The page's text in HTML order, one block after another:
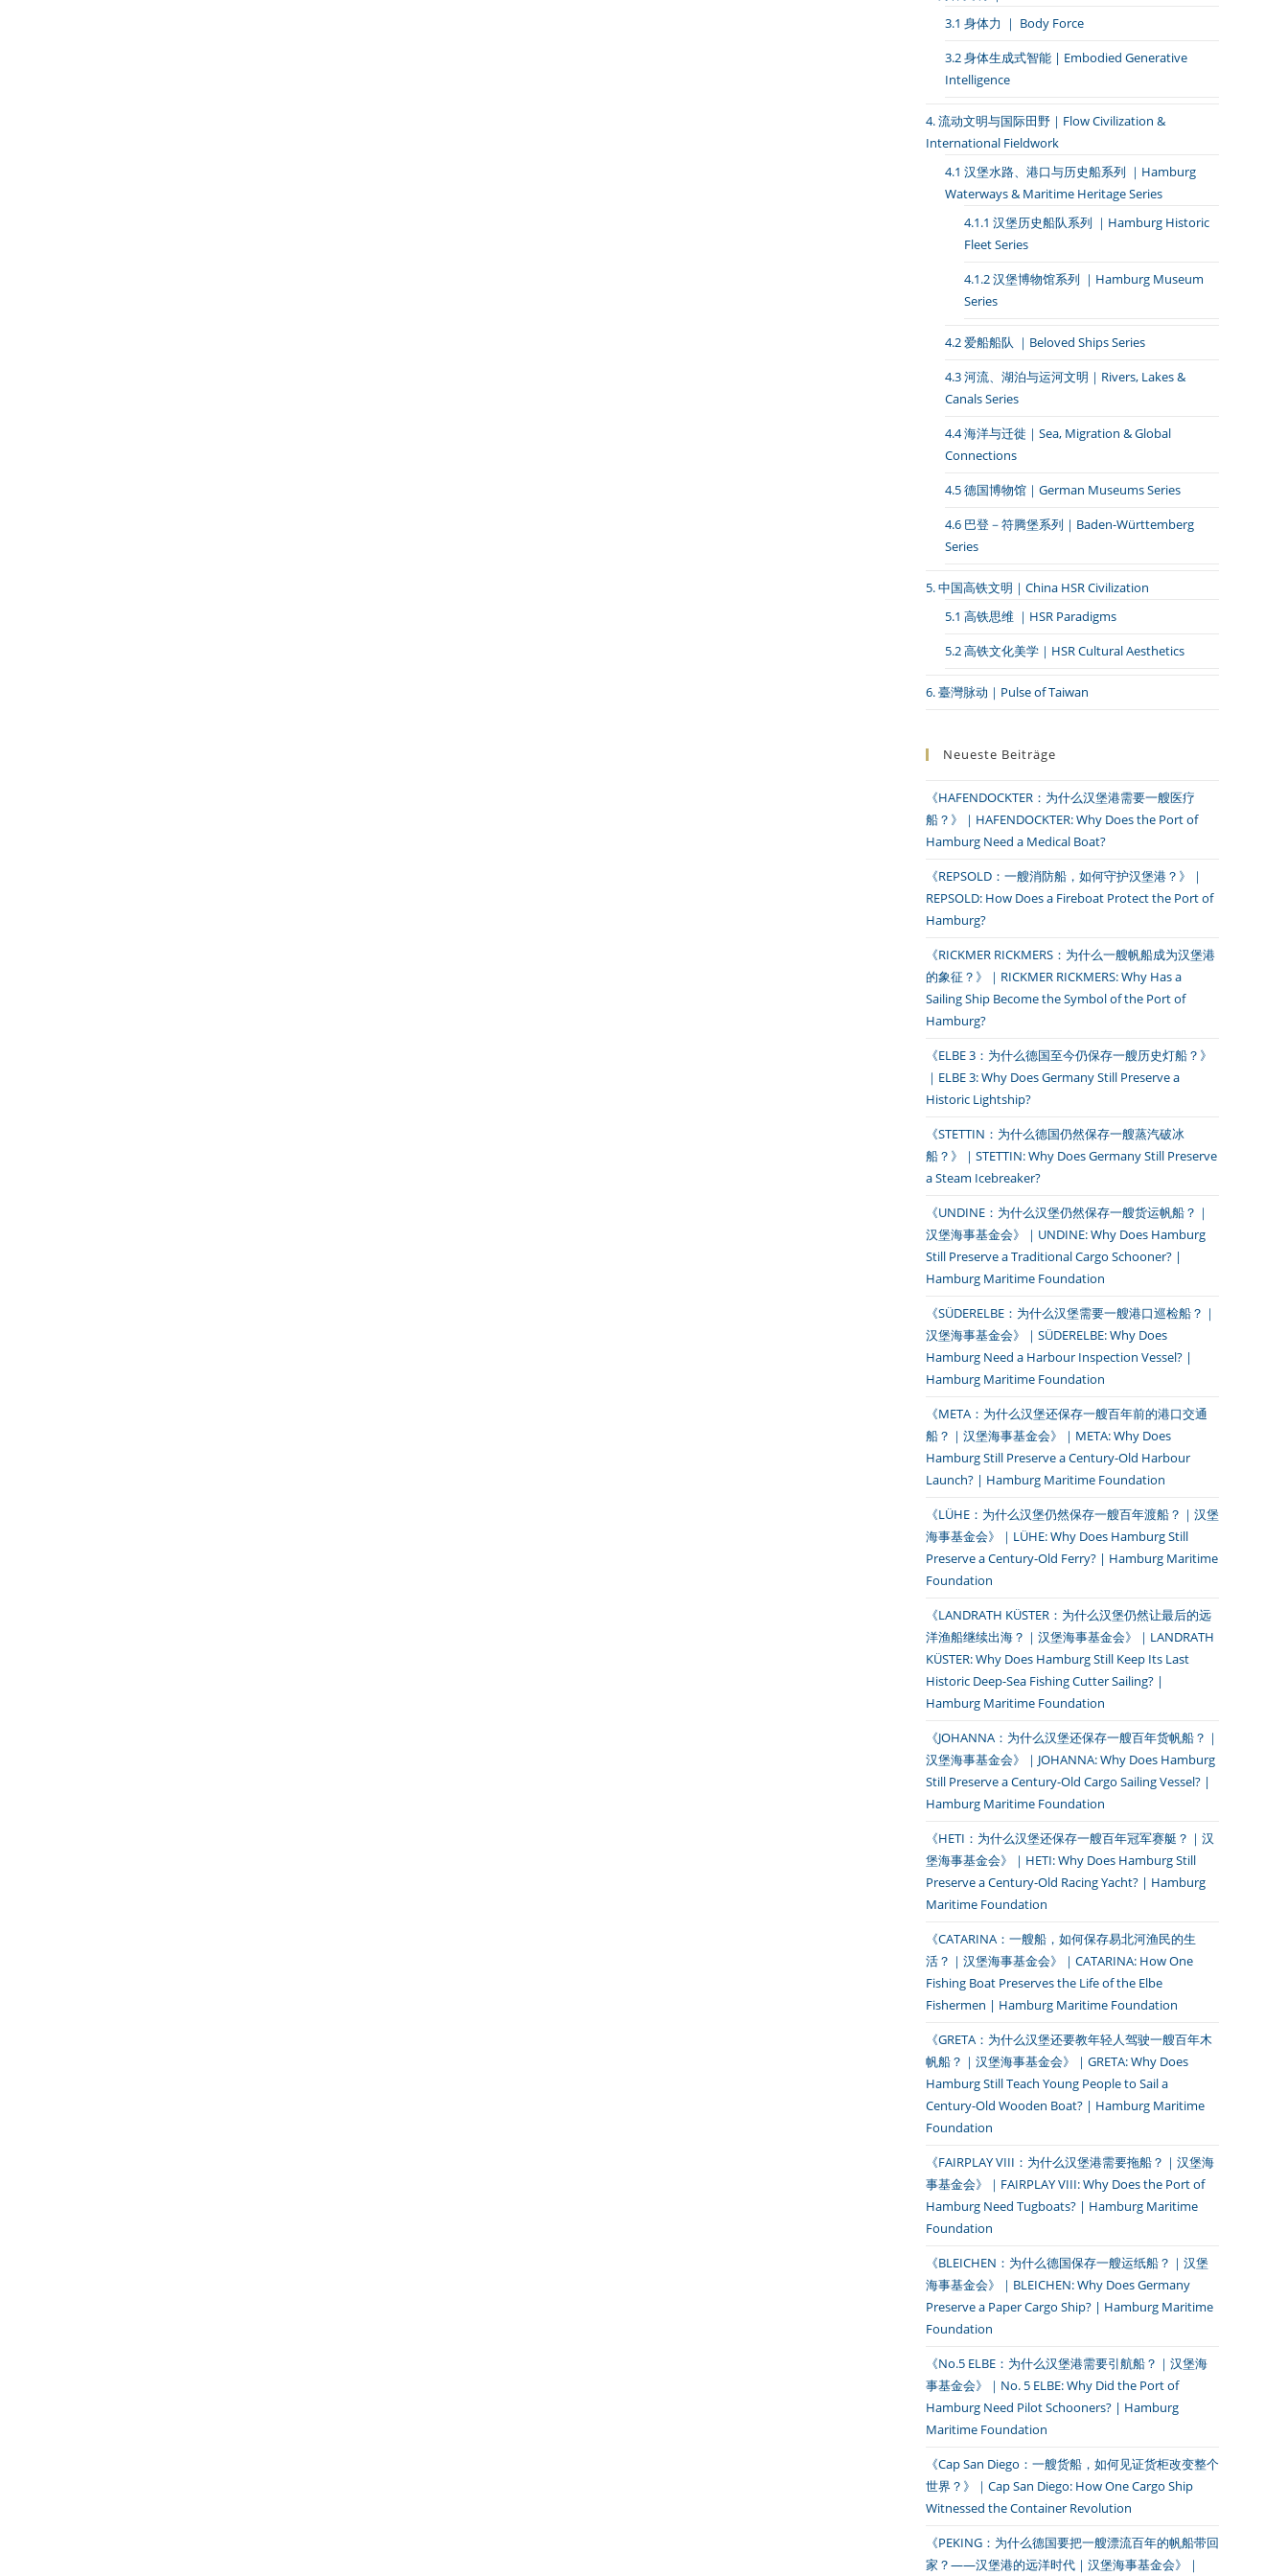
3.1 身体力 ｜ Body Force
3.2 身体生成式智能 | Embodied Generative
Intelligence
4. 流动文明与国际田野｜Flow Civilization &
International Fieldwork
4.1 汉堡水路、港口与历史船系列 ｜Hamburg
Waterways & Maritime Heritage Series
4.1.1 汉堡历史船队系列 ｜Hamburg Historic
Fleet Series
4.1.2 汉堡博物馆系列 ｜Hamburg Museum
Series
4.2 爱船船队 ｜Beloved Ships Series
4.3 河流、湖泊与运河文明｜Rivers, Lakes &
Canals Series
4.4 海洋与迁徙｜Sea, Migration & Global
Connections
4.5 德国博物馆｜German Museums Series
4.6 巴登－符腾堡系列｜Baden-Württemberg
Series
5. 中国高铁文明｜China HSR Civilization
5.1 高铁思维 ｜HSR Paradigms
5.2 高铁文化美学｜HSR Cultural Aesthetics
6. 臺灣脉动｜Pulse of Taiwan
Neueste Beiträge
《HAFENDOCKTER：为什么汉堡港需要一艘医疗
船？》｜HAFENDOCKTER: Why Does the Port of
Hamburg Need a Medical Boat?
《REPSOLD：一艘消防船，如何守护汉堡港？》｜
REPSOLD: How Does a Fireboat Protect the Port of
Hamburg?
《RICKMER RICKMERS：为什么一艘帆船成为汉堡港
的象征？》｜RICKMER RICKMERS: Why Has a
Sailing Ship Become the Symbol of the Port of
Hamburg?
《ELBE 3：为什么德国至今仍保存一艘历史灯船？》
｜ELBE 3: Why Does Germany Still Preserve a
Historic Lightship?
《STETTIN：为什么德国仍然保存一艘蒸汽破冰
船？》｜STETTIN: Why Does Germany Still Preserve
a Steam Icebreaker?
《UNDINE：为什么汉堡仍然保存一艘货运帆船？｜
汉堡海事基金会》｜UNDINE: Why Does Hamburg
Still Preserve a Traditional Cargo Schooner? |
Hamburg Maritime Foundation
《SÜDERELBE：为什么汉堡需要一艘港口巡检船？｜
汉堡海事基金会》｜SÜDERELBE: Why Does
Hamburg Need a Harbour Inspection Vessel? |
Hamburg Maritime Foundation
《META：为什么汉堡还保存一艘百年前的港口交通
船？｜汉堡海事基金会》｜META: Why Does
Hamburg Still Preserve a Century-Old Harbour
Launch? | Hamburg Maritime Foundation
《LÜHE：为什么汉堡仍然保存一艘百年渡船？｜汉堡
海事基金会》｜LÜHE: Why Does Hamburg Still
Preserve a Century-Old Ferry? | Hamburg Maritime
Foundation
《LANDRATH KÜSTER：为什么汉堡仍然让最后的远
洋渔船继续出海？｜汉堡海事基金会》｜LANDRATH
KÜSTER: Why Does Hamburg Still Keep Its Last
Historic Deep-Sea Fishing Cutter Sailing? |
Hamburg Maritime Foundation
《JOHANNA：为什么汉堡还保存一艘百年货帆船？｜
汉堡海事基金会》｜JOHANNA: Why Does Hamburg
Still Preserve a Century-Old Cargo Sailing Vessel? |
Hamburg Maritime Foundation
《HETI：为什么汉堡还保存一艘百年冠军赛艇？｜汉
堡海事基金会》｜HETI: Why Does Hamburg Still
Preserve a Century-Old Racing Yacht? | Hamburg
Maritime Foundation
《CATARINA：一艘船，如何保存易北河渔民的生
活？｜汉堡海事基金会》｜CATARINA: How One
Fishing Boat Preserves the Life of the Elbe
Fishermen | Hamburg Maritime Foundation
《GRETA：为什么汉堡还要教年轻人驾驶一艘百年木
帆船？｜汉堡海事基金会》｜GRETA: Why Does
Hamburg Still Teach Young People to Sail a
Century-Old Wooden Boat? | Hamburg Maritime
Foundation
《FAIRPLAY VIII：为什么汉堡港需要拖船？｜汉堡海
事基金会》｜FAIRPLAY VIII: Why Does the Port of
Hamburg Need Tugboats? | Hamburg Maritime
Foundation
《BLEICHEN：为什么德国保存一艘运纸船？｜汉堡
海事基金会》｜BLEICHEN: Why Does Germany
Preserve a Paper Cargo Ship? | Hamburg Maritime
Foundation
《No.5 ELBE：为什么汉堡港需要引航船？｜汉堡海
事基金会》｜No. 5 ELBE: Why Did the Port of
Hamburg Need Pilot Schooners? | Hamburg
Maritime Foundation
《Cap San Diego：一艘货船，如何见证货柜改变整个
世界？》｜Cap San Diego: How One Cargo Ship
Witnessed the Container Revolution
《PEKING：为什么德国要把一艘漂流百年的帆船带回
家？——汉堡港的远洋时代｜汉堡海事基金会》｜